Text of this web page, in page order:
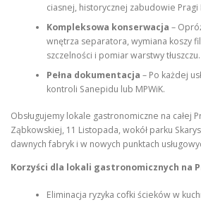
ciasnej, historycznej zabudowie Pragi
Kompleksowa konserwacja –
wnętrza separatora, wymiana koszy
szczelności i pomiar warstwy tłuszczu.
Pełna dokumentacja – Po każdej
kontroli Sanepidu lub MPWiK.
Obsługujemy lokale gastronomiczne na całej
Ząbkowskiej, 11 Listopada, wokół parku
dawnych fabryk i w nowych punktach
Korzyści dla lokali gastronomicznych na
Eliminacja ryzyka cofki ścieków w